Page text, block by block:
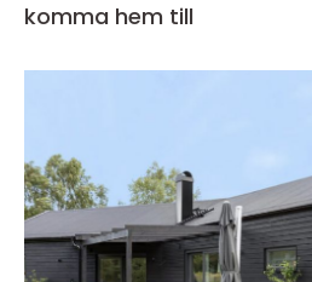
komma hem till